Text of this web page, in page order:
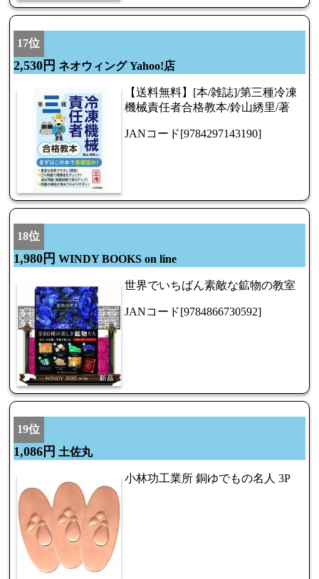
17位
2,530円 ネオウィング Yahoo!店
【送料無料】[本/雑誌]/第三種冷凍
機械責任者合格教本/鈴山綉里/著
JANコード[9784297143190]
18位
1,980円 WINDY BOOKS on line
世界でいちばん素敵な鉱物の教室
JANコード[9784866730592]
19位
1,086円 土佐丸
小林功工業所 銅ゆでもの名人 3P